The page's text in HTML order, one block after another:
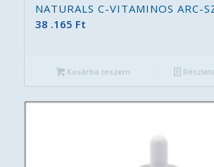
NATURALS C-VITAMINOS ARC-
38 .165 Ft
Kosárba teszem